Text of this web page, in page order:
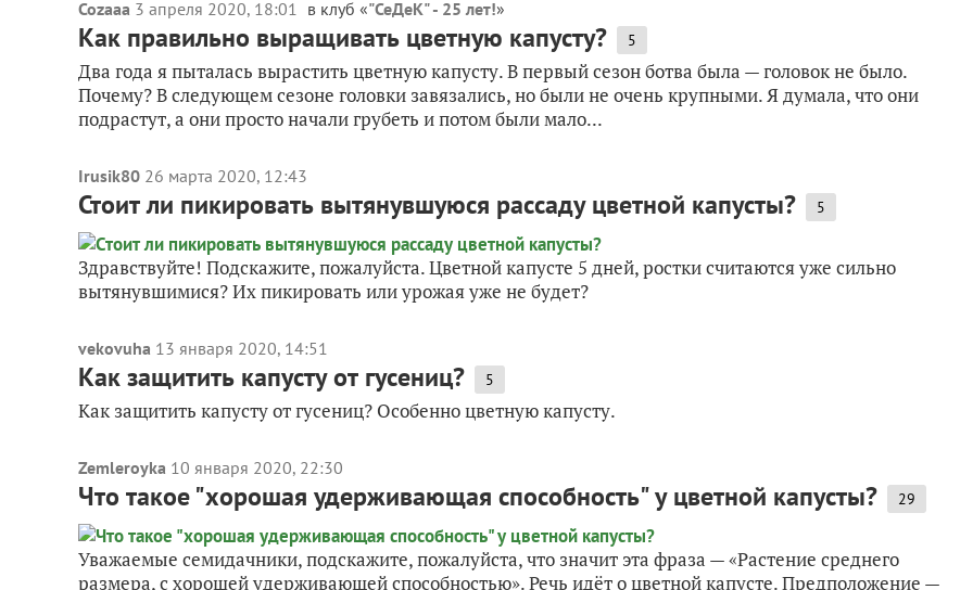
Cozaaa 3 апреля 2020, 18:01 в клуб «"СеДеК" - 25 лет!»
Как правильно выращивать цветную капусту? 5
Два года я пыталась вырастить цветную капусту. В первый сезон ботва была — головок не было.
Почему? В следующем сезоне головки завязались, но были не очень крупными. Я думала, что они
подрастут, а они просто начали грубеть и потом были мало...
Irusik80 26 марта 2020, 12:43
Стоит ли пикировать вытянувшуюся рассаду цветной капусты? 5
Здравствуйте! Подскажите, пожалуйста. Цветной капусте 5 дней, ростки считаются уже сильно
вытянувшимися? Их пикировать или урожая уже не будет?
vekovuha 13 января 2020, 14:51
Как защитить капусту от гусениц? 5
Как защитить капусту от гусениц? Особенно цветную капусту.
Zemleroyka 10 января 2020, 22:30
Что такое "хорошая удерживающая способность" у цветной капусты? 29
Уважаемые семидачники, подскажите, пожалуйста, что значит эта фраза — «Растение среднего
размера, с хорошей удерживающей способностью». Речь идёт о цветной капусте. Предположение —